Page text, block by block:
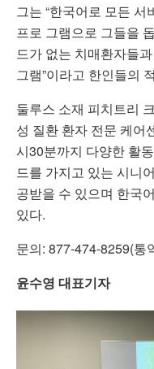
그는 “한국어로 모든
프로 그램으로 그들을
드가 없는 치매환자들
그램”이라고 한인들의
둘루스 소재 피치트리
성 질환 환자 전문 케어
시30분까지 다양한 활
드를 가지고 있는 시니
공받을 수 있으며 한국
있다.
문의: 877-474-8259(통
윤수영 대표기자